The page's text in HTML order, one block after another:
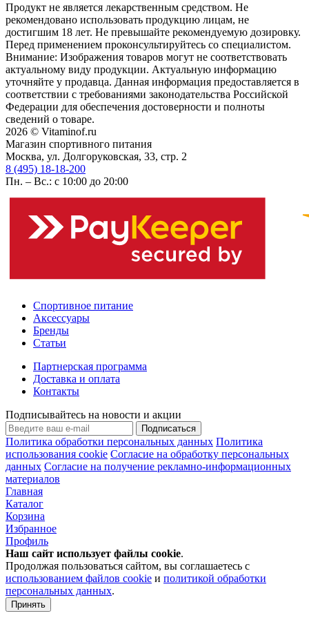
Продукт не является лекарственным средством. Не
рекомендовано использовать продукцию лицам, не
достигшим 18 лет. Не превышайте рекомендуемую дозировку.
Перед применением проконсультируйтесь со специалистом.
Внимание: Изображения товаров могут не соответствовать
актуальному виду продукции. Актуальную информацию
уточняйте у продавца. Данная информация предоставляется в
соответствии с требованиями законодательства Российской
Федерации для обеспечения достоверности и полноты
сведений о товаре.
2026 © Vitaminof.ru
Магазин спортивного питания
Москва, ул. Долгоруковская, 33, стр. 2
8 (495) 18-18-200
Пн. – Вс.: с 10:00 до 20:00
Спортивное питание
Аксессуары
Бренды
Статьи
Партнерская программа
Доставка и оплата
Контакты
Подписывайтесь на новости и акции
Подписаться
Политика обработки персональных данных Политика
использования cookie Согласие на обработку персональных
данных Согласие на получение рекламно-информационных
материалов
Главная
Каталог
Корзина
Избранное
Профиль
Наш сайт использует файлы cookie.
Продолжая пользоваться сайтом, вы соглашаетесь с
использованием файлов cookie и политикой обработки
персональных данных.
Принять